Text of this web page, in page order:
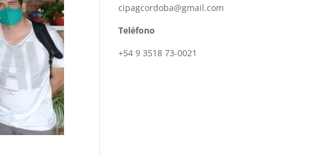
cipagcordoba@gmail.com
Teléfono
+54 9 3518 73-0021